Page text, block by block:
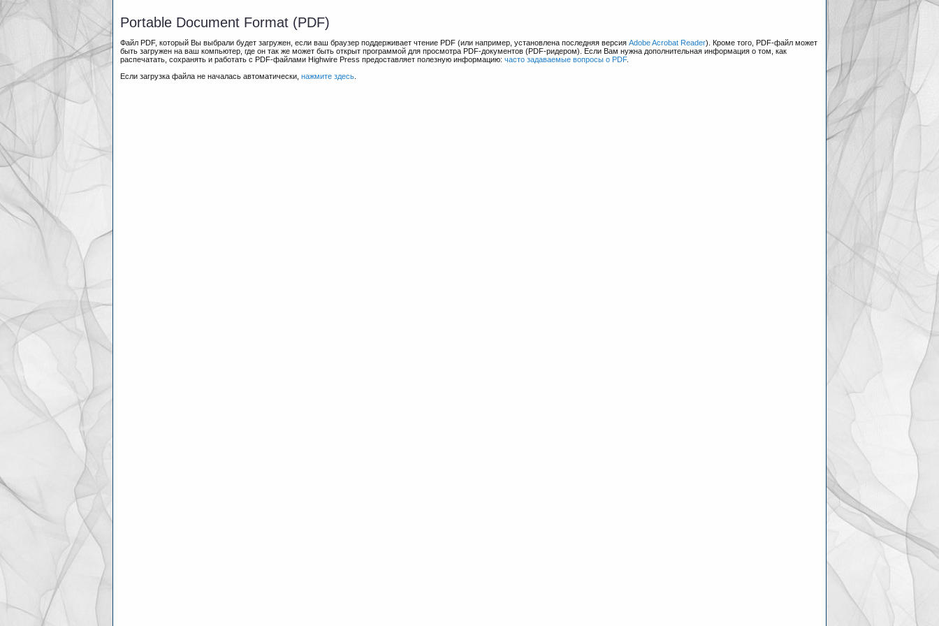
Portable Document Format (PDF)
Файл PDF, который Вы выбрали будет загружен, если ваш браузер поддерживает чтение PDF (или например, установлена последняя версияAdobe Acrobat Reader). Кроме того, PDF-файл может
быть загружен на ваш компьютер, где он так же может быть открыт программой для просмотра PDF-документов (PDF-ридером). Если Вам нужна дополнительная информация о том, как
распечатать, сохранять и работать с PDF-файлами Highwire Press предоставляет полезную информацию:часто задаваемые вопросы о PDF.
Если загрузка файла не началась автоматически,нажмите здесь